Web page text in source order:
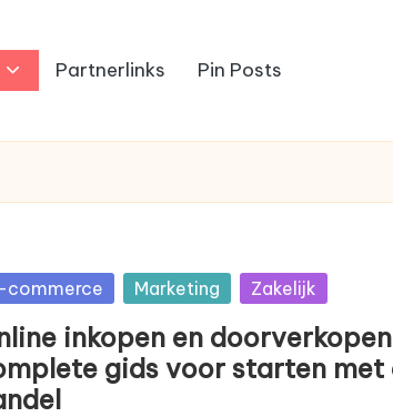
Partnerlinks Pin Posts
commerce Marketing Zakelijk
inkopen en
gids voor starten met